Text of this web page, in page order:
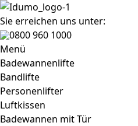
Sie erreichen uns unter:
0800 960 1000
Menü
Badewannenlifte
Bandlifte
Personenlifter
Luftkissen
Badewannen mit Tür